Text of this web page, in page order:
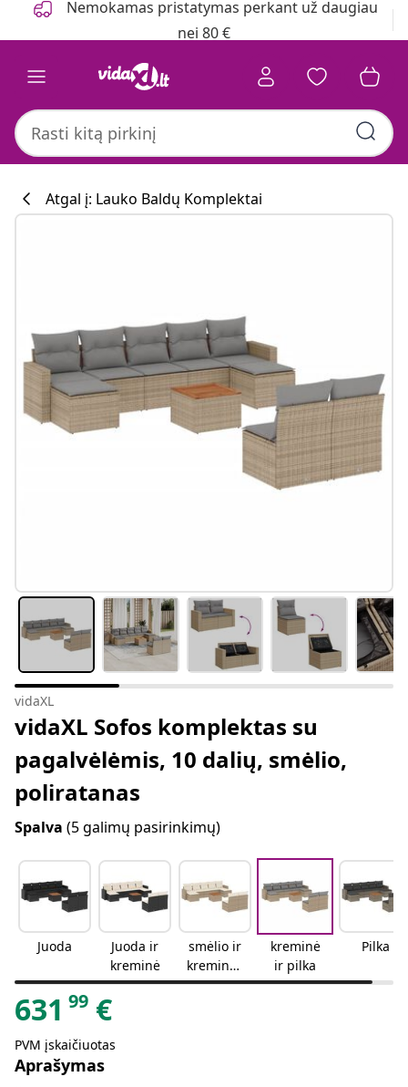
Nemokamas pristatymas perkant už daugiau
nei 80 €
Atgal į: Lauko Baldų Komplektai
vidaXL
vidaXL Sofos komplektas su
pagalvėlėmis, 10 dalių, smėlio,
poliratanas
Spalva (5 galimų pasirinkimų)
Juoda
Juoda ir
kreminė
smėlio ir
kreminės
spalvos
kreminė
ir pilka
Pilka
631 99 €
PVM įskaičiuotas
Aprašymas